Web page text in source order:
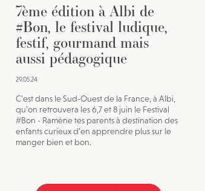
7ème édition à Albi de
#Bon, le festival ludique,
festif, gourmand mais
aussi pédagogique
29.05.24
C’est dans le Sud-Ouest de la France, à Albi,
qu’on retrouvera les 6,7 et 8 juin le Festival
#Bon - Ramène tes parents à destination des
enfants curieux d’en apprendre plus sur le
manger bien et bon.